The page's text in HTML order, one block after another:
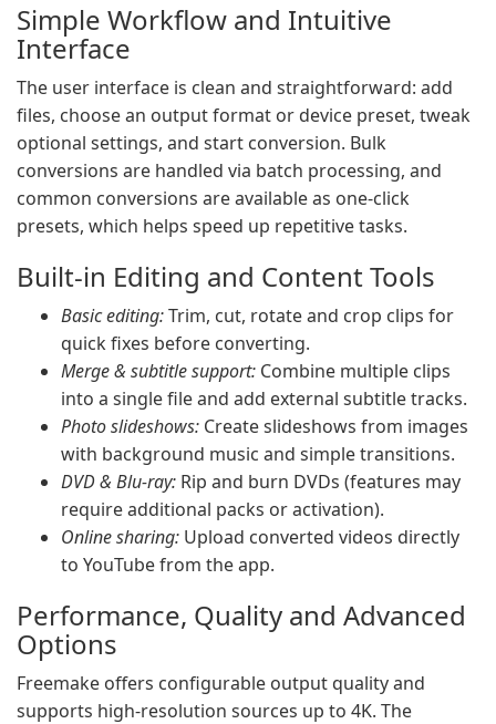
Simple Workflow and Intuitive
Interface
The user interface is clean and straightforward: add
files, choose an output format or device preset, tweak
optional settings, and start conversion. Bulk
conversions are handled via batch processing, and
common conversions are available as one-click
presets, which helps speed up repetitive tasks.
Built-in Editing and Content Tools
Basic editing:Trim, cut, rotate and crop clips for
quick fixes before converting.
Merge & subtitle support: Combine multiple clips
into a single file and add external subtitle tracks.
Photo slideshows: Create slideshows from images
with background music and simple transitions.
DVD & Blu-ray: Rip and burn DVDs (features may
require additional packs or activation).
Online sharing: Upload converted videos directly
to YouTube from the app.
Performance, Quality and Advanced
Options
Freemake offers configurable output quality and
supports high-resolution sources up to 4K. The